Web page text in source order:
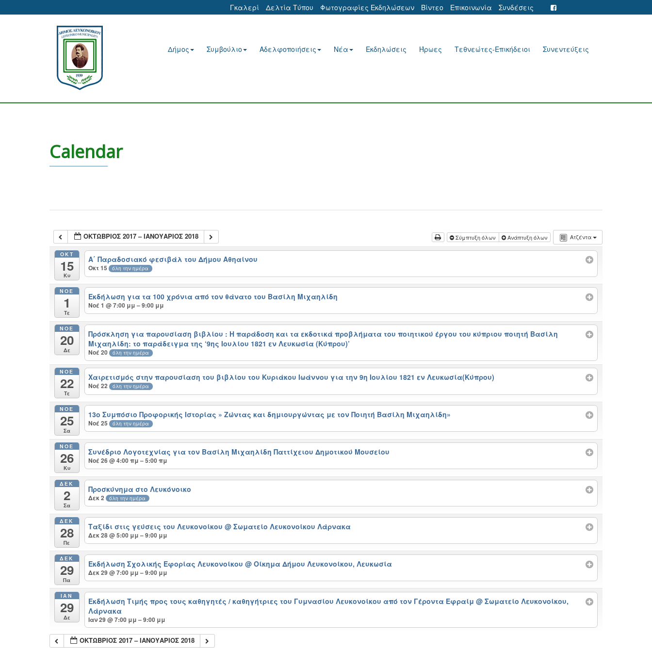
Γκαλερί Δελτία Τύπου Φωτογραφίες Εκδηλώσεων Βίντεο Επικοινωνία Συνδέσεις
Δήμος Συμβούλιο Αδελφοποιήσεις Νέα Εκδηλώσεις Ήρωες Τεθνεώτες-Επικήδειοι Συνεντεύξεις
Calendar
Ατζέντα
ΟΚΤΏΒΡΙΟΣ 2017 – ΙΑΝΟΥΆΡΙΟΣ 2018 Σύμπτυξη όλων Ανάπτυξη όλων
ΟΚΤ
15
Κυ
Α΄ Παραδοσιακό φεσιβάλ του Δήμου Αθηαίνου
Οκτ 15 όλη την ημέρα
ΝΟΈ
1
Τε
Εκδήλωση για τα 100 χρόνια από τον θάνατο του Βασίλη Μιχαηλίδη
Νοέ 1 @ 7:00 μμ – 9:00 μμ
ΝΟΈ
20
Δε
Πρόσκληση για παρουσίαση βιβλίου : Η παράδοση και τα εκδοτικά προβλήματα του ποιητικού έργου του κύπριου ποιητή Βασίλη
Μιχαηλίδη: το παράδειγμα της ‘9ης Ιουλίου 1821 εν Λευκωσία (Κύπρου)’
Νοέ 20 όλη την ημέρα
ΝΟΈ
22
Τε
Χαιρετισμός στην παρουσίαση του βιβλίου του Κυριάκου Ιωάννου για την 9η Ιουλίου 1821 εν Λευκωσία(Κύπρου)
Νοέ 22 όλη την ημέρα
ΝΟΈ
25
Σα
13ο Συμπόσιο Προφορικής Ιστορίας » Ζώντας και δημιουργώντας με τον Ποιητή Βασίλη Μιχαηλίδη»
Νοέ 25 όλη την ημέρα
ΝΟΈ
26
Κυ
Συνέδριο Λογοτεχνίας για τον Βασίλη Μιχαηλίδη Παττίχειου Δημοτικού Μουσείου
Νοέ 26 @ 4:00 πμ – 5:00 πμ
ΔΕΚ
2
Σα
Προσκύνημα στο Λευκόνοικο
Δεκ 2 όλη την ημέρα
ΔΕΚ
28
Πε
Ταξίδι στις γεύσεις του Λευκονοίκου@ Σωματείο Λευκονοίκου Λάρνακα
Δεκ 28 @ 5:00 μμ – 9:00 μμ
ΔΕΚ
29
Πα
Εκδήλωση Σχολικής Εφορίας Λευκονοίκου@ Οίκημα Δήμου Λευκονοίκου, Λευκωσία
Δεκ 29 @ 7:00 μμ – 9:00 μμ
ΙΑΝ
29
Δε
Εκδήλωση Τιμής προς τους καθηγητές / καθηγήτριες του Γυμνασίου Λευκονοίκου από τον Γέροντα Εφραίμ@ Σωματείο Λευκονοίκου,
Λάρνακα
Ιαν 29 @ 7:00 μμ – 9:00 μμ
ΟΚΤΏΒΡΙΟΣ 2017 – ΙΑΝΟΥΆΡΙΟΣ 2018